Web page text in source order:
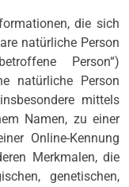
die sich
natürliche Person
Person“)
natürliche Person
mittels
Namen, zu einer
Online-Kennung
Merkmalen, die
genetischen,